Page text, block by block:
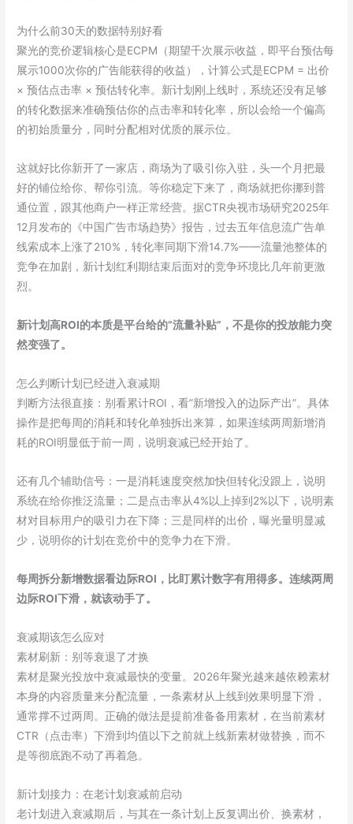
为什么前30天的数据特别好看
聚光的竞价逻辑核心是ECPM（期望千次展示收益，即平台预估每
展示1000次你的广告能获得的收益），计算公式是ECPM = 出价
× 预估点击率 × 预估转化率。新计划刚上线时，系统还没有足够
的转化数据来准确预估你的点击率和转化率，所以会给一个偏高
的初始质量分，同时分配相对优质的展示位。
这就好比你新开了一家店，商场为了吸引你入驻，头一个月把最
好的铺位给你、帮你引流。等你稳定下来了，商场就把你挪到普
通位置，跟其他商户一样正常经营。据CTR央视市场研究2025年
12月发布的《中国广告市场趋势》报告，过去五年信息流广告单
线索成本上涨了210%，转化率同期下滑14.7%——流量池整体的
竞争在加剧，新计划红利期结束后面对的竞争环境比几年前更激
烈。
新计划高ROI的本质是平台给的”流量补贴”，不是你的投放能力突
然变强了。
怎么判断计划已经进入衰减期
判断方法很直接：别看累计ROI，看”新增投入的边际产出”。具体
操作是把每周的消耗和转化单独拆出来算，如果连续两周新增消
耗的ROI明显低于前一周，说明衰减已经开始了。
还有几个辅助信号：一是消耗速度突然加快但转化没跟上，说明
系统在给你推泛流量；二是点击率从4%以上掉到2%以下，说明素
材对目标用户的吸引力在下降；三是同样的出价，曝光量明显减
少，说明你的计划在竞价中的竞争力在下滑。
每周拆分新增数据看边际ROI，比盯累计数字有用得多。连续两周
边际ROI下滑，就该动手了。
衰减期该怎么应对
素材刷新：别等衰退了才换
素材是聚光投放中衰减最快的变量。2026年聚光越来越依赖素材
本身的内容质量来分配流量，一条素材从上线到效果明显下滑，
通常撑不过两周。正确的做法是提前准备备用素材，在当前素材
CTR（点击率）下滑到均值以下之前就上线新素材做替换，而不
是等彻底跑不动了再着急。
新计划接力：在老计划衰减前启动
老计划进入衰减期后，与其在一条计划上反复调出价、换素材，